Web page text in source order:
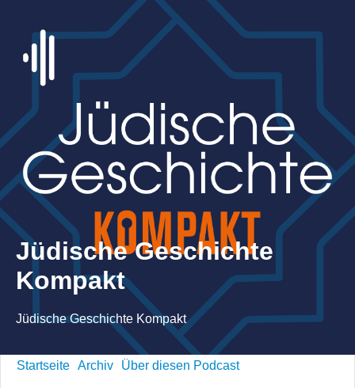
Jüdische Geschichte
Kompakt
Jüdische Geschichte Kompakt
Startseite Archiv Über diesen Podcast